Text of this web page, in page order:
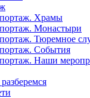
Храмы
Монастыри
Тюремное
События
Наши